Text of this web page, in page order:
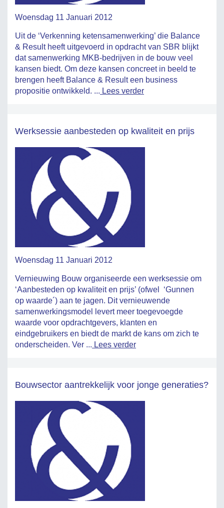
Woensdag 11 Januari 2012
Uit de ‘Verkenning ketensamenwerking’ die Balance
& Result heeft uitgevoerd in opdracht van SBR blijkt
dat samenwerking MKB-bedrijven in de bouw veel
kansen biedt. Om deze kansen concreet in beeld te
brengen heeft Balance & Result een business
propositie ontwikkeld. ... Lees verder
Werksessie aanbesteden op kwaliteit en prijs
Woensdag 11 Januari 2012
Vernieuwing Bouw organiseerde een werksessie om
‘Aanbesteden op kwaliteit en prijs’ (ofwel ‘Gunnen
op waarde´) aan te jagen. Dit vernieuwende
samenwerkingsmodel levert meer toegevoegde
waarde voor opdrachtgevers, klanten en
eindgebruikers en biedt de markt de kans om zich te
onderscheiden. Ver ... Lees verder
Bouwsector aantrekkelijk voor jonge generaties?